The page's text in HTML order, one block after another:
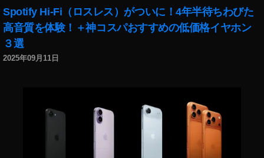
Spotify Hi-Fi（ロスレス）がついに！4年半待ちわびた
高音質を体験！＋神コスパおすすめの低価格イヤホン
３選
2025年09月11日